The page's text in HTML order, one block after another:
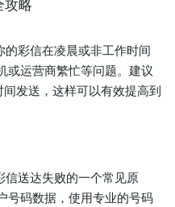
攻略
彩信在凌晨或非工作时间
或运营商繁忙等问题。建议
发送，这样可以有效提高到
送达失败的一个常见原
号码数据，使用专业的号码